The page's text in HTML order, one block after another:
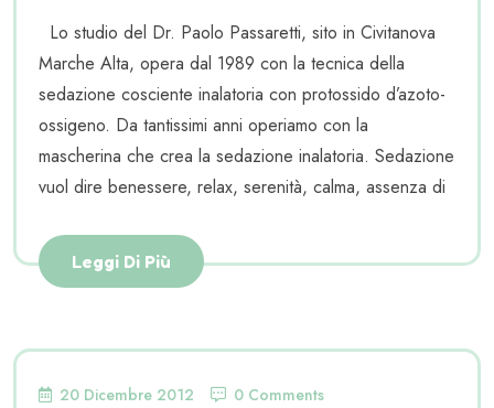
Lo studio del Dr. Paolo Passaretti, sito in Civitanova
Marche Alta, opera dal 1989 con la tecnica della
sedazione cosciente inalatoria con protossido d’azoto-
ossigeno. Da tantissimi anni operiamo con la
mascherina che crea la sedazione inalatoria. Sedazione
vuol dire benessere, relax, serenità, calma, assenza di
Leggi Di Più
20 Dicembre 2012 0 Comments